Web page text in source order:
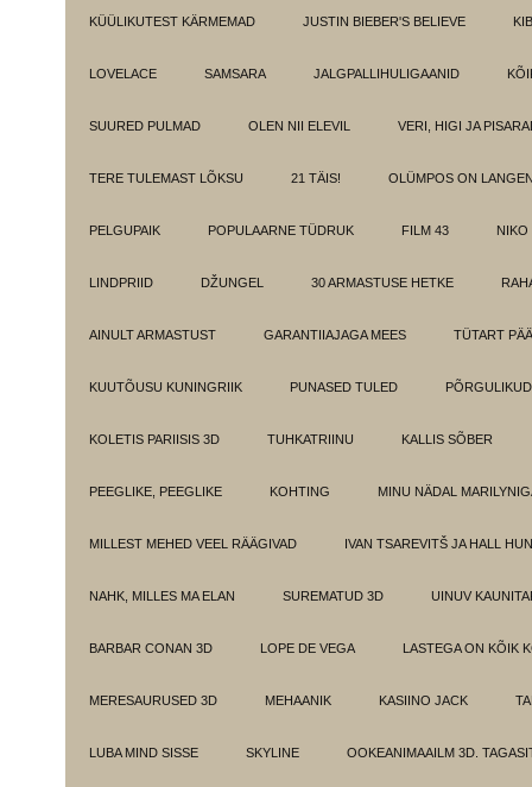
KÜÜLIKUTEST KÄRMEMAD JUSTIN BIEBER'S BELIEVE
LOVELACE SAMSARA JALGPALLIHULIGAANID
SUURED PULMAD OLEN NII ELEVIL VERI, HIGI JA
TERE TULEMAST LÕKSU 21 TÄIS! OLÜMPOS ON
PELGUPAIK POPULAARNE TÜDRUK FILM 43 NIKO
LINDPRIID DŽUNGEL 30 ARMASTUSE HETKE
AINULT ARMASTUST GARANTIIAJAGA MEES TÜTART
KUUTÕUSU KUNINGRIIK PUNASED TULED
KOLETIS PARIISIS 3D TUHKATRIINU KALLIS SÕBER
PEEGLIKE, PEEGLIKE KOHTING MINU NÄDAL
MILLEST MEHED VEEL RÄÄGIVAD IVAN TSAREVITŠ JA HALL
NAHK, MILLES MA ELAN SUREMATUD 3D UINUV
BARBAR CONAN 3D LOPE DE VEGA LASTEGA ON KÕIK
MERESAURUSED 3D MEHAANIK KASIINO JACK
LUBA MIND SISSE SKYLINE OOKEANIMAAILM 3D.